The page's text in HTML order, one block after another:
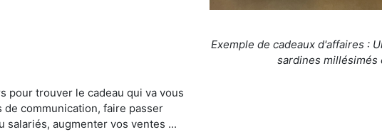
pour trouver le cadeau qui va vous
communication, faire passer
augmenter vos ventes ...
Exemple de cadeaux d'affaires :
sardines millésimés